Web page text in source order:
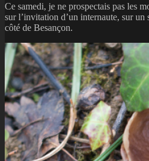
Ce samedi, je ne prospectais pas les
sur l’invitation d’un internaute, sur un
côté de Besançon.